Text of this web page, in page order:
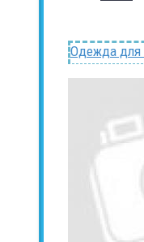
Одежда для